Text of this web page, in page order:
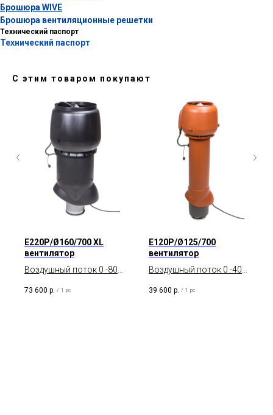
Брошюра WIVE
Брошюра вентиляционные решетки
Технический паспорт
Технический паспорт
С этим товаром покупают
E220P/Ø160/700 XL
вентилятор
Воздушный поток 0 -800
воздуховода 160 мм.
73 600 р. / 1 pc
E120P/Ø125/700
вентилятор
Воздушный поток 0 -400
воздуховода 125 мм.
39 600 р. / 1 pc